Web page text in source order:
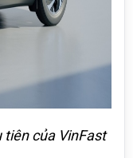
của VinFast